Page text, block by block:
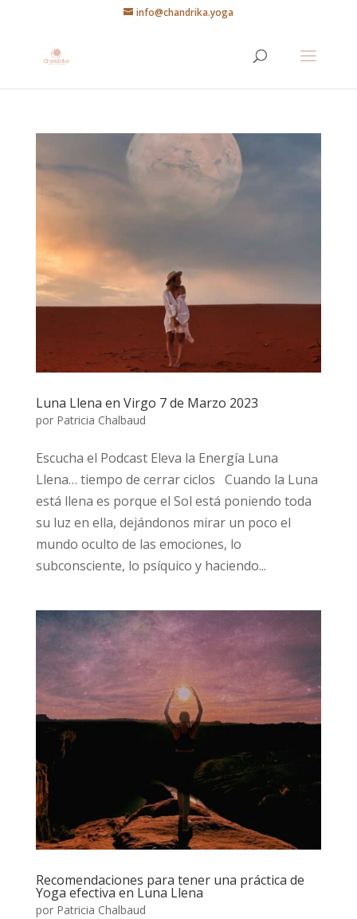
info@chandrika.yoga
Luna Llena en Virgo 7 de Marzo 2023
por Patricia Chalbaud
Escucha el Podcast Eleva la Energía Luna
Llena… tiempo de cerrar ciclos Cuando la Luna
está llena es porque el Sol está poniendo toda
su luz en ella, dejándonos mirar un poco el
mundo oculto de las emociones, lo
subconsciente, lo psíquico y haciendo...
Recomendaciones para tener una práctica de
Yoga efectiva en Luna Llena
por Patricia Chalbaud